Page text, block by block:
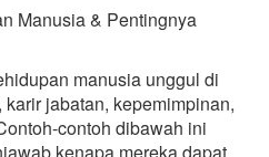
Manusia & Pentingnya
manusia unggul di
jabatan, kepemimpinan,
contoh dibawah ini